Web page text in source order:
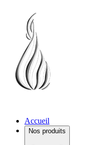
Accueil
Nos produits